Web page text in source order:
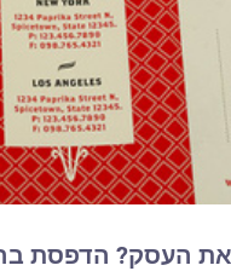
העסק? הדפסת